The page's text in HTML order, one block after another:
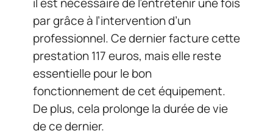
par grâce à l’intervention d’un
professionnel. Ce dernier facture cette
prestation 117 euros, mais elle reste
essentielle pour le bon
fonctionnement de cet équipement.
De plus, cela prolonge la durée de vie
de ce dernier.